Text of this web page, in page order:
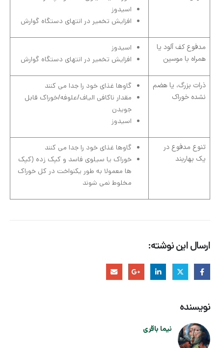
اسیدوز
افزایش تخمیر در انتهای دستگاه گوارش
مدفوع کف آلود یا
همراه با موسین
اسیدوز
افزایش تخمیر در انتهای دستگاه گوارش
ذرات بزرگ، یا هضم
نشده خوراک
گاوها غذای خود را جدا می کنند
مقدار ناکافی الیاف/علوفه/خوراک قابل
جویدن
اسیدوز
تنوع مدفوع در
یک بهاربند
گاوها غذای خود را جدا می کنند
خوراک یا سیلوی فاسد و کپک زده (کپک
ها معمولا به طور یکنواخت در کل خوراک
مخلوط نمی شوند
ارسال این نوشته:
نویسنده
نیما باقری